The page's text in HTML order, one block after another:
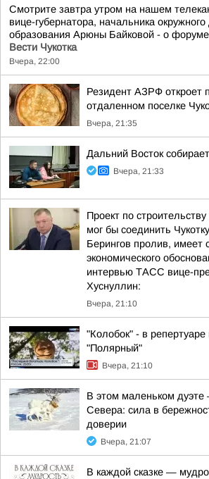
Смотрите завтра утром на нашем
вице-губернатора, начальника
образования Арюны Байковой - о форуме
Вести Чукотка
Вчера, 22:00
Резидент АЗРФ откроет
отдаленном поселке
Вчера, 21:35
Дальний Восток
Вчера, 21:33
Проект по
мог бы соединить
Берингов пролив, имеет
экономического
интервью ТАСС вице-
Хуснуллин:
Вчера, 21:10
"Колобок" - в репертуаре
"Полярный"
Вчера, 21:10
В этом маленьком
Севера: сила в
доверии
Вчера, 21:07
В каждой сказке —